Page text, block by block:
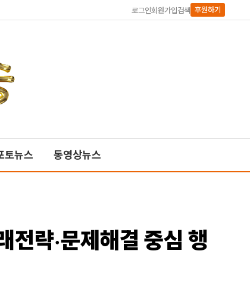
로그인회원가입검색 후원하기
토뉴스 동영상뉴스
략·문제해결 중심 행